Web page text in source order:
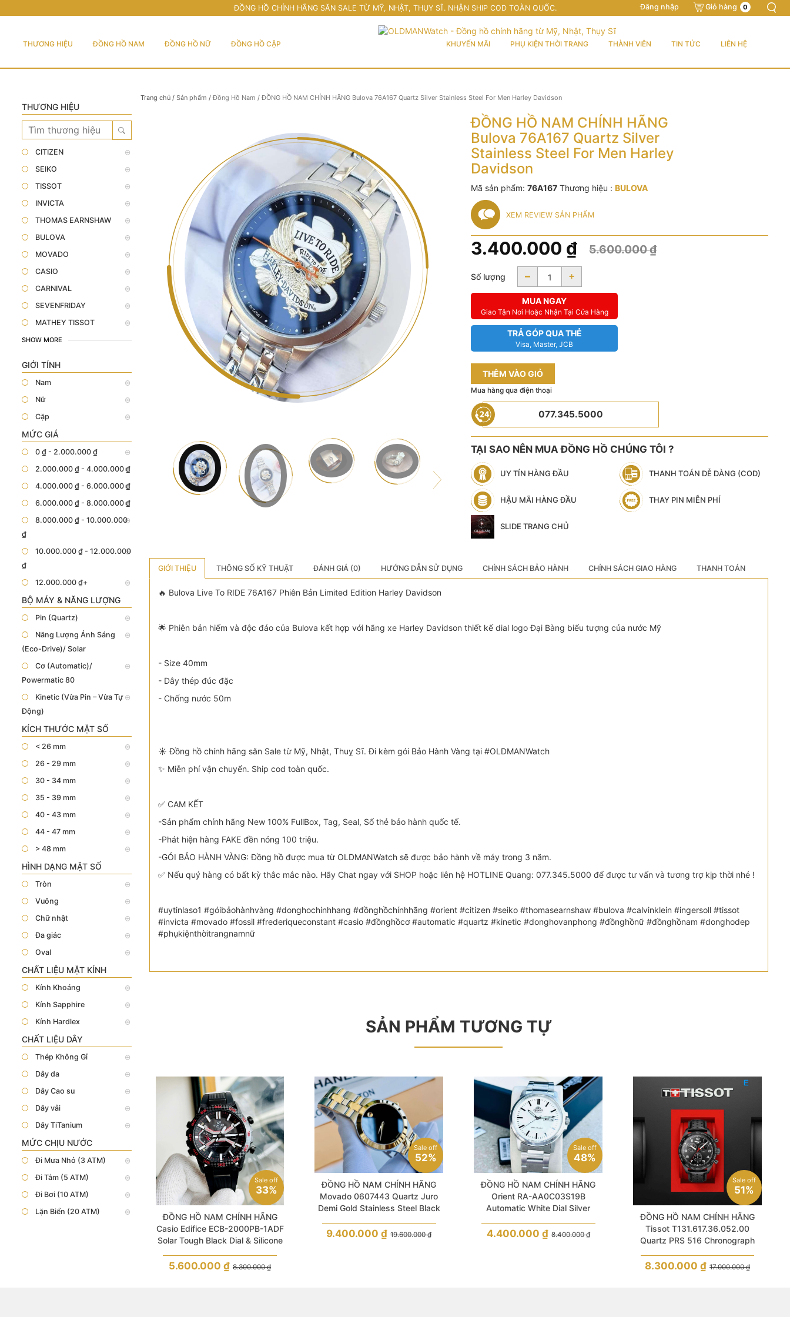
ĐỒNG HỒ CHÍNH HÃNG SĂN SALE TỪ MỸ, NHẬT, THỤY SĨ. NHẬN SHIP COD TOÀN QUỐC. Đăng nhập Giỏ hàng 0
THƯƠNG HIỆU ĐỒNG HỒ NAM ĐỒNG HỒ NỮ ĐỒNG HỒ CẶP KHUYẾN MÃI PHỤ KIỆN THỜI TRANG THÀNH VIÊN TIN TỨC LIÊN HỆ
THƯƠNG HIỆU
CITIZEN
SEIKO
TISSOT
INVICTA
THOMAS EARNSHAW
BULOVA
MOVADO
CASIO
CARNIVAL
SEVENFRIDAY
MATHEY TISSOT
SHOW MORE
GIỚI TÍNH
Nam
Nữ
Cặp
MỨC GIÁ
0 ₫ - 2.000.000 ₫
2.000.000 ₫ - 4.000.000 ₫
4.000.000 ₫ - 6.000.000 ₫
6.000.000 ₫ - 8.000.000 ₫
8.000.000 ₫ - 10.000.000
₫
10.000.000 ₫ - 12.000.000
₫
12.000.000 ₫+
BỘ MÁY & NĂNG LƯỢNG
Pin (Quartz)
Năng Lượng Ánh Sáng
(Eco-Drive)/ Solar
Cơ (Automatic)/
Powermatic 80
Kinetic (Vừa Pin – Vừa Tự
Động)
KÍCH THƯỚC MẶT SỐ
< 26 mm
26 - 29 mm
30 - 34 mm
35 - 39 mm
40 - 43 mm
44 - 47 mm
> 48 mm
HÌNH DẠNG MẶT SỐ
Tròn
Vuông
Chữ nhật
Đa giác
Oval
CHẤT LIỆU MẶT KÍNH
Kính Khoáng
Kính Sapphire
Kính Hardlex
CHẤT LIỆU DÂY
Thép Không Gỉ
Dây da
Dây Cao su
Dây vải
Dây TiTanium
MỨC CHỊU NƯỚC
Đi Mưa Nhỏ (3 ATM)
Đi Tắm (5 ATM)
Đi Bơi (10 ATM)
Lặn Biển (20 ATM)
Trang chủ/ Sản phẩm / Đồng Hồ Nam / ĐỒNG HỒ NAM CHÍNH HÃNG Bulova 76A167 Quartz Silver Stainless Steel For Men Harley Davidson
ĐỒNG HỒ NAM CHÍNH HÃNG
Bulova 76A167 Quartz Silver
Stainless Steel For Men Harley
Davidson
Mã sản phẩm:76A167 Thương hiệu :BULOVA
XEM REVIEW SẢN PHẨM
5.600.000₫
3.400.000 ₫
Số lượng - +
MUA NGAY
Giao Tận Nơi Hoặc Nhận Tại Cửa Hàng
TRẢ GÓP QUA THẺ
Visa, Master, JCB
THÊM VÀO GIỎ
Mua hàng qua điện thoại
077.345.5000
TẠI SAO NÊN MUA ĐỒNG HỒ CHÚNG TÔI ?
UY TÍN HÀNG ĐẦU THANH TOÁN DỄ DÀNG (COD)
HẬU MÃI HÀNG ĐẦU THAY PIN MIỄN PHÍ
SLIDE TRANG CHỦ
GIỚI THIỆU THÔNG SỐ KỸ THUẬT ĐÁNH GIÁ (0) HƯỚNG DẪN SỬ DỤNG CHÍNH SÁCH BẢO HÀNH CHÍNH SÁCH GIAO HÀNG THANH TOÁN
🔥 Bulova Live To RIDE 76A167 Phiên Bản Limited Edition Harley Davidson
🌟 Phiên bản hiếm và độc đáo của Bulova kết hợp với hãng xe Harley Davidson thiết kế dial logo Đại Bàng biểu tượng của nước Mỹ
- Size 40mm
- Dây thép đúc đặc
- Chống nước 50m
☀️ Đồng hồ chính hãng săn Sale từ Mỹ, Nhật, Thuỵ Sĩ. Đi kèm gói Bảo Hành Vàng tại #OLDMANWatch
✨ Miễn phí vận chuyển. Ship cod toàn quốc.
✅ CAM KẾT
-Sản phẩm chính hãng New 100% FullBox, Tag, Seal, Sổ thẻ bảo hành quốc tế.
-Phát hiện hàng FAKE đền nóng 100 triệu.
-GÓI BẢO HÀNH VÀNG: Đồng hồ được mua từ OLDMANWatch sẽ được bảo hành về máy trong 3 năm.
✅ Nếu quý hàng có bất kỳ thắc mắc nào. Hãy Chat ngay với SHOP hoặc liên hệ HOTLINE Quang: 077.345.5000 để được tư vấn và tương trợ kịp thời nhé !
#uytinlaso1 #góibảohànhvàng #donghochinhhang #đồnghồchínhhãng #orient #citizen #seiko #thomasearnshaw #bulova #calvinklein #ingersoll #tissot
#invicta #movado #fossil #frederiqueconstant #casio #đồnghồcơ #automatic #quartz #kinetic #donghovanphong #đồnghồnữ #đồnghồnam #donghodep
#phụkiệnthờitrangnamnữ
SẢN PHẨM TƯƠNG TỰ
Sale off
33%
ĐỒNG HỒ NAM CHÍNH HÃNG
Casio Edifice ECB-2000PB-1ADF
Solar Tough Black Dial & Silicone
8.300.000₫
5.600.000₫
Sale off
52%
ĐỒNG HỒ NAM CHÍNH HÃNG
Movado 0607443 Quartz Juro
Demi Gold Stainless Steel Black
19.600.000₫
9.400.000₫
Sale off
48%
ĐỒNG HỒ NAM CHÍNH HÃNG
Orient RA-AA0C03S19B
Automatic White Dial Silver
8.400.000₫
4.400.000 ₫
Sale off
51%
ĐỒNG HỒ NAM CHÍNH HÃNG
Tissot T131.617.36.052.00
Quartz PRS 516 Chronograph
Men 17.000.000₫
8.300.000₫